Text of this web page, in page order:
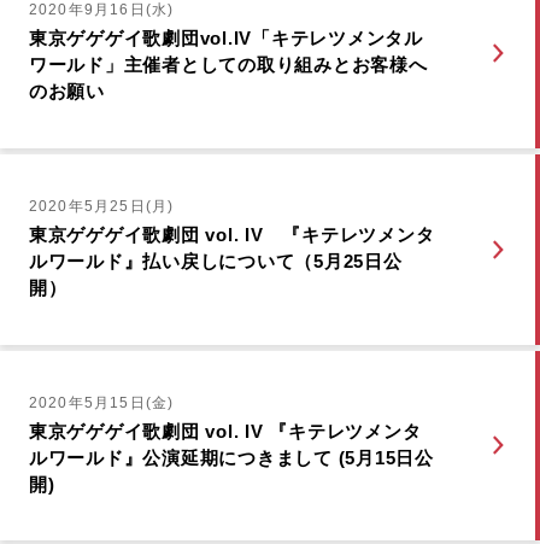
2020年9月16日(水)
東京ゲゲゲイ歌劇団vol.IV「キテレツメンタル
ワールド」主催者としての取り組みとお客様へ
のお願い
2020年5月25日(月)
東京ゲゲゲイ歌劇団 vol. IV 『キテレツメンタ
ルワールド』払い戻しについて（5月25日公
開）
2020年5月15日(金)
東京ゲゲゲイ歌劇団 vol. IV 『キテレツメンタ
ルワールド』公演延期につきまして (5月15日公
開)